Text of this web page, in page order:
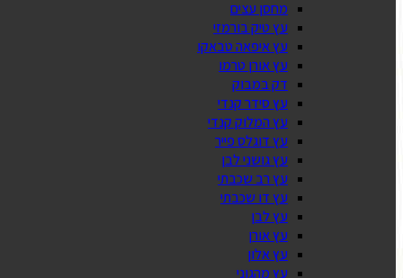
מחסן עצים
עץ טיק בורמזי
עץ איפאה טבאקו
עץ אורן טרמו
דק במבוק
עץ סידר קנדי
עץ המלוק קנדי
עץ דוגלס פייר
עץ גושני לבן
עץ רב שכבתי
עץ דו שכבתי
עץ לבן
עץ אורן
עץ אלון
עץ מהגוני